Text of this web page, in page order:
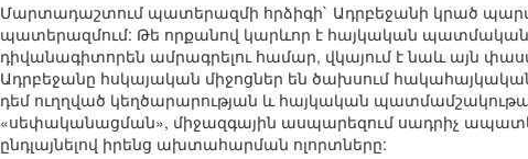
Մարտադաշտում պատերազմի հրձիգի` Ադրբեջանի կրած
պատերազմում: Թե որքանով կարևոր է հայկական
դիվանագիտորեն ամրագրելու համար, վկայում է նաև այն
Ադրբեջանը հսկայական միջոցներ են ծախսում
դեմ ուղղված կեղծարարության և հայկական
«սեփականացման», միջազգային ասպարեզում սադրիչ
ընդլայնելով իրենց ախտահարման ոլորտները: